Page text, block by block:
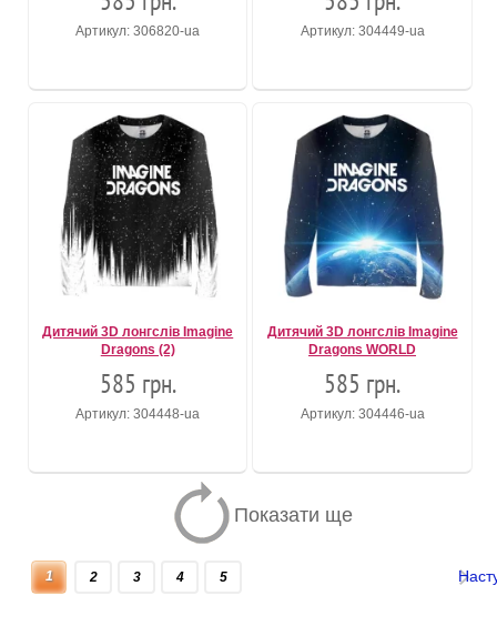
Артикул: 306820-ua Артикул: 304449-ua
Дитячий 3D лонгслів Imagine
Dragons (2)
585 грн.
Артикул: 304448-ua
Дитячий 3D лонгслів Imagine
Dragons WORLD
585 грн.
Артикул: 304446-ua
Показати ще
1 2 3 4 5